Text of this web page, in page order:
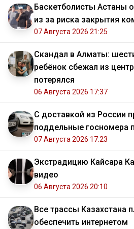
Баскетболисты Астаны
из за риска закрытия
07 Августа 2026 21:25
Скандал в Алматы:
ребёнок сбежал из
потерялся
06 Августа 2026 17:37
С доставкой из России
поддельные госномера
07 Августа 2026 17:23
Экстрадицию Кайсара
видео
06 Августа 2026 20:10
Все трассы Казахстана
обеспечить интернетом